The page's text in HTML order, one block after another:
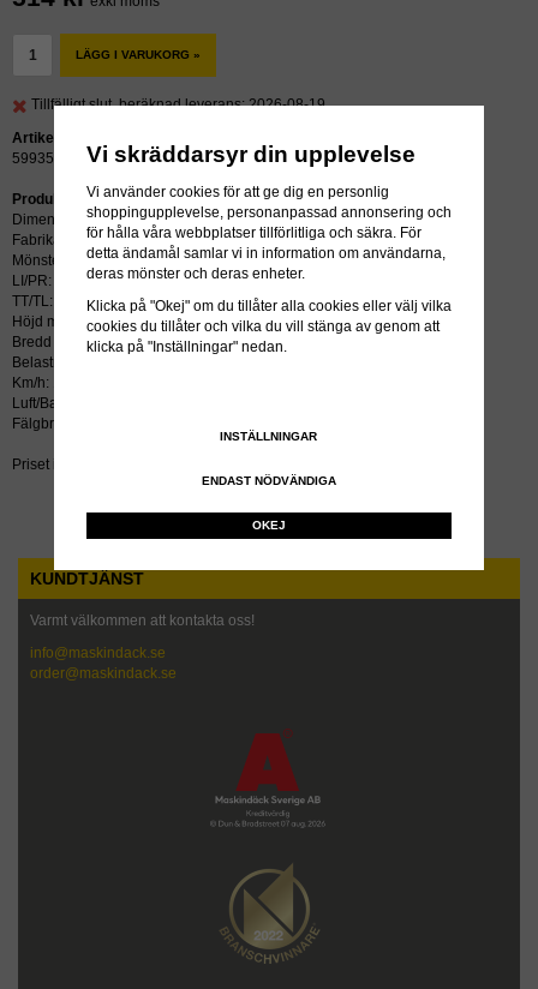
LÄGG I VARUKORG »
Tillfälligt slut, beräknad leverans: 2026-08-19
Artikelnummer:
59935
Produktbeskrivning:
Dimension: 6.00-9
Fabrikat: WANDA
Mönster: P-821
LI/PR: 6
TT/TL: TT (slang krävs)
Höjd mm: 560
Bredd mm: 182
Belastning kg: 500
Km/h: 130
Luft/Bar: 4,0
Fälgbredd tum: 4.00x9
Priset inkluderar återvinningsavgift!
KUNDTJÄNST
Varmt välkommen att kontakta oss!
info@maskindack.se
order@maskindack.se
Vi skräddarsyr din upplevelse
Vi använder cookies för att ge dig en personlig
shoppingupplevelse, personanpassad annonsering och
för hålla våra webbplatser tillförlitliga och säkra. För
detta ändamål samlar vi in information om användarna,
deras mönster och deras enheter.
Klicka på "Okej" om du tillåter alla cookies eller välj vilka
cookies du tillåter och vilka du vill stänga av genom att
klicka på "Inställningar" nedan.
INSTÄLLNINGAR
ENDAST NÖDVÄNDIGA
OKEJ